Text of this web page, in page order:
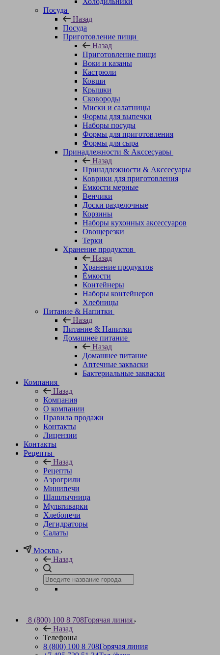
Посуда
Назад
Посуда
Приготовление пищи
Назад
Приготовление пищи
Воки и казаны
Кастрюли
Ковши
Крышки
Сковороды
Миски и салатницы
Формы для выпечки
Наборы посуды
Формы для приготовления
Формы для сыра
Принадлежности & Акссесуары
Назад
Принадлежности & Акссесуары
Коврики для приготовления
Емкости мерные
Венчики
Доски разделочные
Корзины
Наборы кухонных аксессуаров
Овощерезки
Терки
Хранение продуктов
Назад
Хранение продуктов
Ёмкости
Контейнеры
Наборы контейнеров
Хлебницы
Питание & Напитки
Назад
Питание & Напитки
Домашнее питание
Назад
Домашнее питание
Аптечные закваски
Бактериальные закваски
Компания
Назад
Компания
О компании
Правила продажи
Контакты
Лицензии
Контакты
Рецепты
Назад
Рецепты
Аэрогрили
Минипечи
Шашлычница
Мультиварки
Хлебопечи
Дегидраторы
Салаты
Москва
Назад
8 (800) 100 8 708Горячая линия
Назад
Телефоны
8 (800) 100 8 708Горячая линия